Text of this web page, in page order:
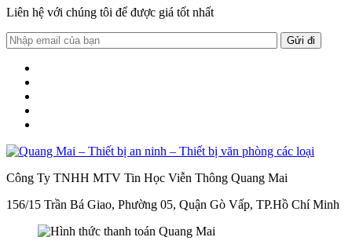
Liên hệ với chúng tôi để được giá tốt nhất
Công Ty TNHH MTV Tin Học Viễn Thông Quang Mai
156/15 Trần Bá Giao, Phường 05, Quận Gò Vấp, TP.Hồ Chí Minh